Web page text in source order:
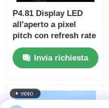
P4.81 Display LED
all'aperto a pixel
pitch con refresh rate
a 7680Hz e resistente
all'acqua IP65 per
noleggio ed eventi
Invia richiesta